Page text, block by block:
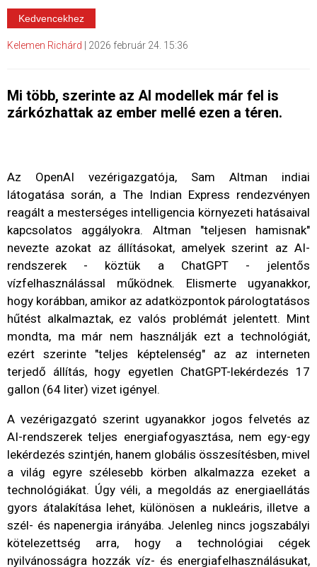
Kedvencekhez
Kelemen Richárd | 2026 február 24. 15:36
Mi több, szerinte az AI modellek már fel is
zárkózhattak az ember mellé ezen a téren.
Az OpenAI vezérigazgatója, Sam Altman indiai
látogatása során, a The Indian Express rendezvényen
reagált a mesterséges intelligencia környezeti hatásaival
kapcsolatos aggályokra. Altman "teljesen hamisnak"
nevezte azokat az állításokat, amelyek szerint az AI-
rendszerek - köztük a ChatGPT - jelentős
vízfelhasználással működnek. Elismerte ugyanakkor,
hogy korábban, amikor az adatközpontok párologtatásos
hűtést alkalmaztak, ez valós problémát jelentett. Mint
mondta, ma már nem használják ezt a technológiát,
ezért szerinte "teljes képtelenség" az az interneten
terjedő állítás, hogy egyetlen ChatGPT-lekérdezés 17
gallon (64 liter) vizet igényel.
A vezérigazgató szerint ugyanakkor jogos felvetés az
AI-rendszerek teljes energiafogyasztása, nem egy-egy
lekérdezés szintjén, hanem globális összesítésben, mivel
a világ egyre szélesebb körben alkalmazza ezeket a
technológiákat. Úgy véli, a megoldás az energiaellátás
gyors átalakítása lehet, különösen a nukleáris, illetve a
szél- és napenergia irányába. Jelenleg nincs jogszabályi
kötelezettség arra, hogy a technológiai cégek
nyilvánosságra hozzák víz- és energiafelhasználásukat,